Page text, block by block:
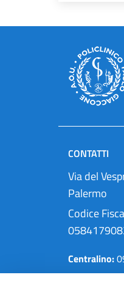
CONTATTI
Via del
Palermo
Codice
Centralino:
Pec: